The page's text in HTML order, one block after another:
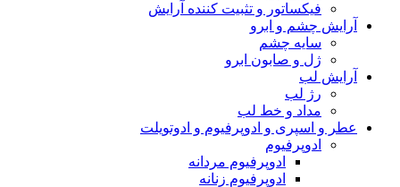
فیکساتور و تثبیت کننده آرایش
آرایش چشم و ابرو
سایه چشم
ژل و صابون ابرو
آرایش لب
رژ لب
مداد و خط لب
عطر و اسپری و ادوپرفیوم و ادوتویلت
ادوپرفیوم
ادوپرفیوم مردانه
ادوپرفیوم زنانه